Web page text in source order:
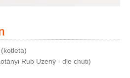
Rub Uzený - dle chuti)